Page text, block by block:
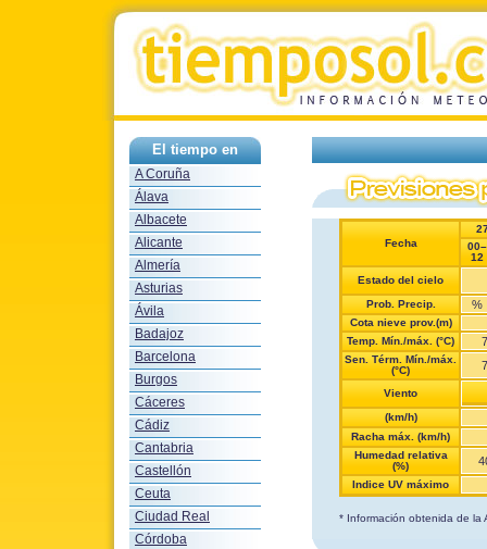
El tiempo en
A Coruña
Álava
Albacete
Alicante
Almería
Asturias
Ávila
Badajoz
Barcelona
Burgos
Cáceres
Cádiz
Cantabria
Castellón
Ceuta
Ciudad Real
Córdoba
Fecha
00–
12
Estado del cielo
Prob. Precip.
%
Cota nieve prov.(m)
Temp. Mín./máx. (°C)
7
Sen. Térm. Mín./máx.
(°C)
7
Viento
(km/h)
Racha máx. (km/h)
Humedad relativa
(%)
Indice UV máximo
* Información obtenida de la